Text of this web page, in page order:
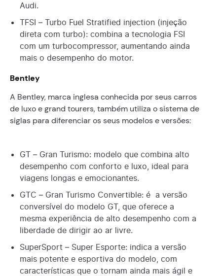
Audi.
TFSI – Turbo Fuel Stratified injection (injeção
direta com turbo): combina a tecnologia FSI
com um turbocompressor, aumentando ainda
mais o desempenho do motor.
Bentley
A Bentley, marca inglesa conhecida por seus carros
de luxo e grand tourers, também utiliza o sistema de
siglas para diferenciar os seus modelos e versões:
GT – Gran Turismo: modelo que combina alto
desempenho com conforto e luxo, ideal para
viagens longas e emocionantes.
GTC – Gran Turismo Convertible: é a versão
conversível do modelo GT, que oferece a
mesma experiência de alto desempenho com a
liberdade de dirigir ao ar livre.
SuperSport – Super Esporte: indica a versão
mais potente e esportiva do modelo, com
características que o tornam ainda mais ágil e